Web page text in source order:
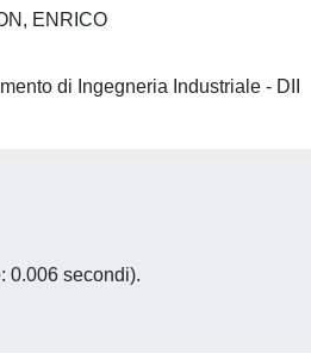
ENRICO
di Ingegneria Industriale - DII
0.006 secondi).